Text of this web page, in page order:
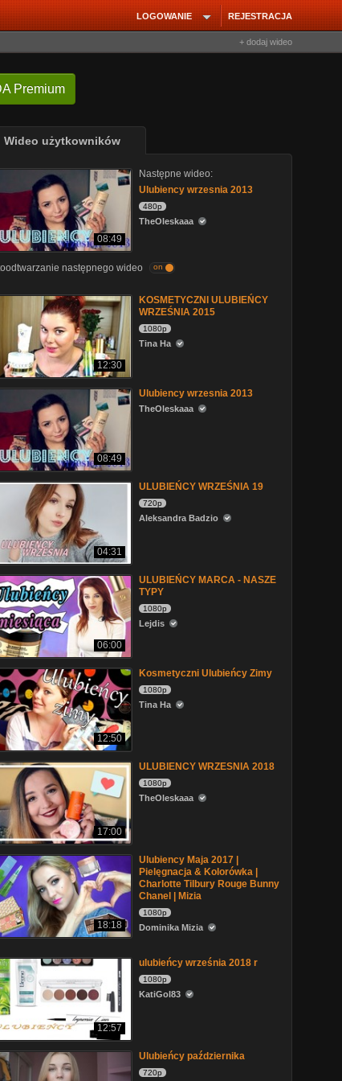
REJESTRACJA
LOGOWANIE
+ dodaj wideo
Premium
Wideo użytkowników
08:49
Następne wideo:
Ulubiency wrzesnia 2013
480p
TheOleskaaa
następnego wideo on
12:30
KOSMETYCZNI ULUBIEŃCY
WRZEŚNIA 2015
1080p
Tina Ha
08:49
Ulubiency wrzesnia 2013
TheOleskaaa
04:31
ULUBIEŃCY WRZEŚNIA 19
720p
Aleksandra Badzio
06:00
ULUBIEŃCY MARCA - NASZE
TYPY
1080p
Lejdis
12:50
Kosmetyczni Ulubieńcy Zimy
1080p
Tina Ha
17:00
ULUBIENCY WRZESNIA 2018
1080p
TheOleskaaa
18:18
Ulubiency Maja 2017 |
Pielęgnacja & Kolorówka |
Charlotte Tilbury Rouge Bunny
Chanel | Mizia
1080p
Dominika Mizia
12:57
ulubieńcy września 2018 r
1080p
KatiGol83
Ulubieńcy października
720p